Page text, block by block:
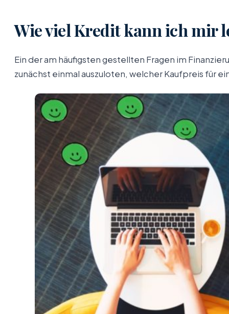
Wie viel Kredit kann ich mir
Ein der am häufigsten gestellten Fragen im
zunächst einmal auszuloten, welcher Kaufpreis für